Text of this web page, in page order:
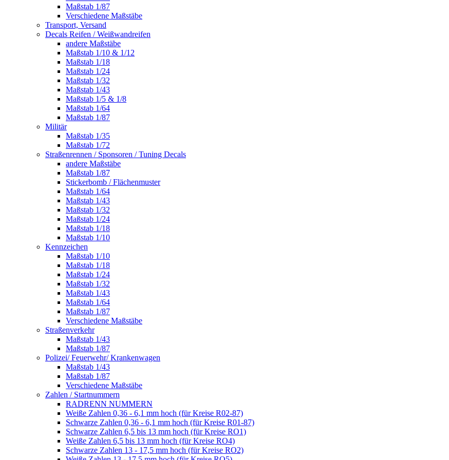
Maßstab 1/87
Verschiedene Maßstäbe
Transport, Versand
Decals Reifen / Weißwandreifen
andere Maßstäbe
Maßstab 1/10 & 1/12
Maßstab 1/18
Maßstab 1/24
Maßstab 1/32
Maßstab 1/43
Maßstab 1/5 & 1/8
Maßstab 1/64
Maßstab 1/87
Militär
Maßstab 1/35
Maßstab 1/72
Straßenrennen / Sponsoren / Tuning Decals
andere Maßstäbe
Maßstab 1/87
Stickerbomb / Flächenmuster
Maßstab 1/64
Maßstab 1/43
Maßstab 1/32
Maßstab 1/24
Maßstab 1/18
Maßstab 1/10
Kennzeichen
Maßstab 1/10
Maßstab 1/18
Maßstab 1/24
Maßstab 1/32
Maßstab 1/43
Maßstab 1/64
Maßstab 1/87
Verschiedene Maßstäbe
Straßenverkehr
Maßstab 1/43
Maßstab 1/87
Polizei/ Feuerwehr/ Krankenwagen
Maßstab 1/43
Maßstab 1/87
Verschiedene Maßstäbe
Zahlen / Startnummern
RADRENN NUMMERN
Weiße Zahlen 0,36 - 6,1 mm hoch (für Kreise R02-87)
Schwarze Zahlen 0,36 - 6,1 mm hoch (für Kreise R01-87)
Schwarze Zahlen 6,5 bis 13 mm hoch (für Kreise RO1)
Weiße Zahlen 6,5 bis 13 mm hoch (für Kreise RO4)
Schwarze Zahlen 13 - 17,5 mm hoch (für Kreise RO2)